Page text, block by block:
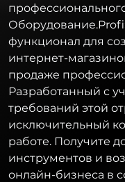
функционал для
интернет-
продаже
Разработанный с
требований этой
исключительный
работе. Получите
инструментов и
онлайн-бизнеса в